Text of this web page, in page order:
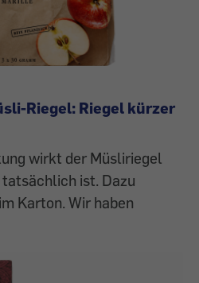
Riegel: Riegel kürzer
wirkt der Müsliriegel
ist. Dazu
Karton. Wir haben